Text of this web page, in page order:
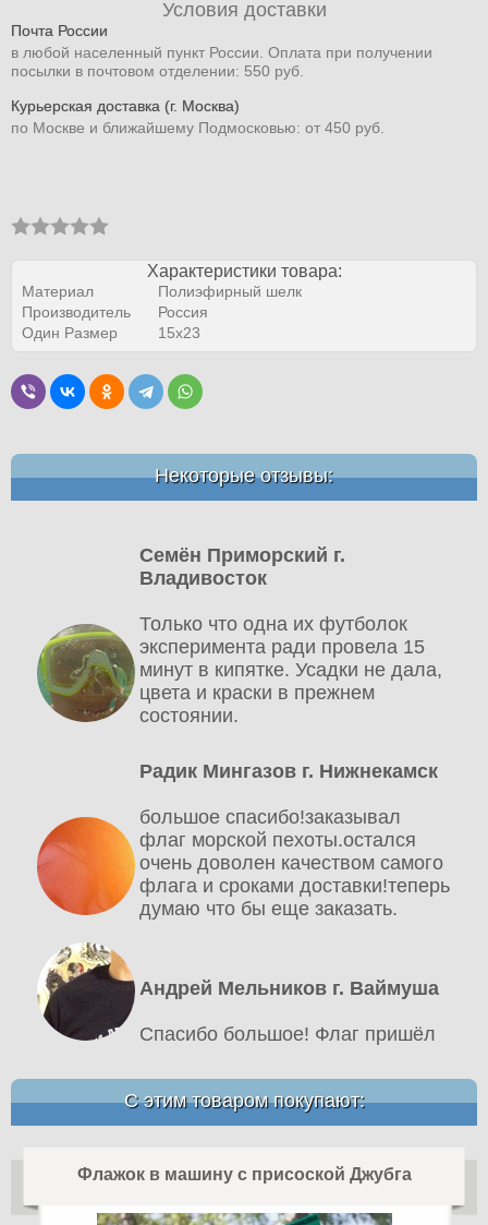
Условия доставки
Почта России
в любой населенный пункт России. Оплата при получении
посылки в почтовом отделении: 550 руб.
Курьерская доставка (г. Москва)
по Москве и ближайшему Подмосковью: от 450 руб.
Характеристики товара:
Материал
Полиэфирный шелк
Производитель
Россия
Один Размер
15х23
Некоторые отзывы:
Семён Приморский г.
Владивосток
Только что одна их футболок
эксперимента ради провела 15
минут в кипятке. Усадки не дала,
цвета и краски в прежнем
состоянии.
Радик Мингазов г. Нижнекамск
большое спасибо!заказывал
флаг морской пехоты.остался
очень доволен качеством самого
флага и сроками доставки!теперь
думаю что бы еще заказать.
Андрей Мельников г. Ваймуша
Спасибо большое! Флаг пришёл
С этим товаром покупают:
Флажок в машину с присоской Джубга